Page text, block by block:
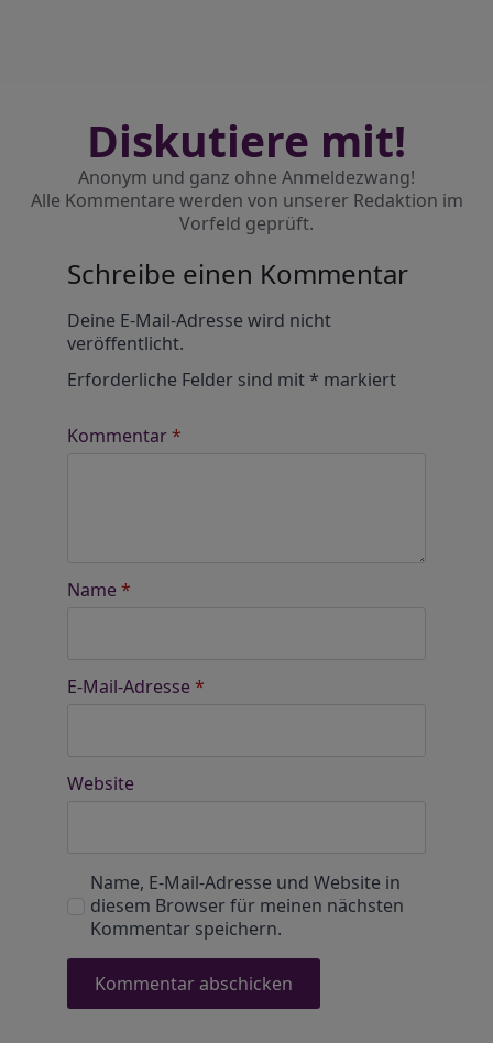
Diskutiere mit!
Anonym und ganz ohne Anmeldezwang!
Alle Kommentare werden von unserer Redaktion im
Vorfeld geprüft.
Schreibe einen Kommentar
Deine E-Mail-Adresse wird nicht
veröffentlicht.
Erforderliche Felder sind mit* markiert
Kommentar*
Name *
E-Mail-Adresse *
Website
Name, E-Mail-Adresse und Website in
diesem Browser für meinen nächsten
Kommentar speichern.